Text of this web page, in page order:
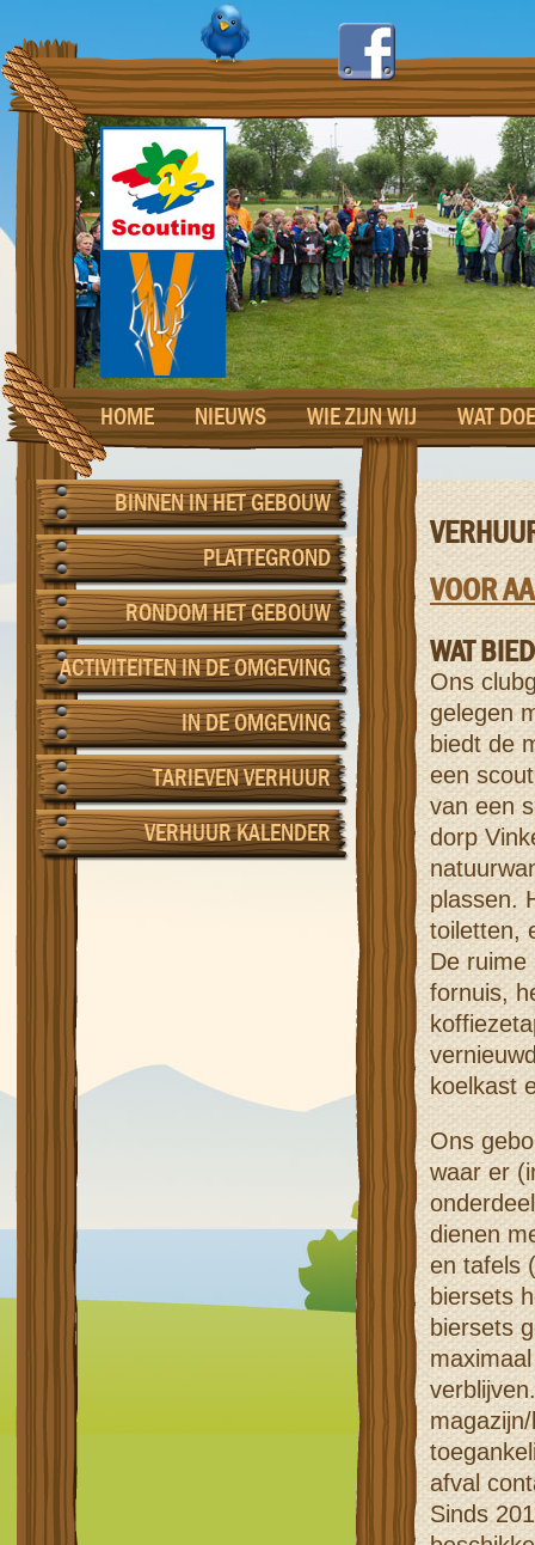
HOME NIEUWS WIE ZIJN WIJ WAT
BINNEN IN HET GEBOUW
PLATTEGROND
RONDOM HET GEBOUW
ACTIVITEITEN IN DE OMGEVING
IN DE OMGEVING
TARIEVEN VERHUUR
VERHUUR KALENDER
VOOR
WAT
Ons
gelegen
biedt de
een
van een
dorp
plassen.
toiletten,
De ruime
fornuis,
koelkast
Ons
waar er
dienen
en tafels
biersets
biersets
afval
Sinds